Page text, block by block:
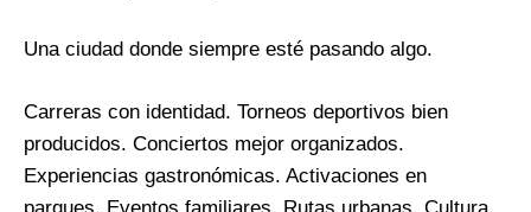
Una ciudad donde siempre esté pasando algo.
Carreras con identidad. Torneos deportivos bien
producidos. Conciertos mejor organizados.
Experiencias gastronómicas. Activaciones en